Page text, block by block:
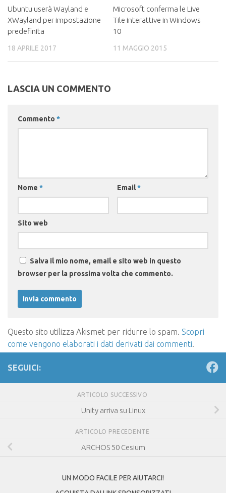
Ubuntu userà Wayland e
XWayland per impostazione
predefinita
18 APRILE 2017
Microsoft conferma le Live
Tile interattive in Windows
10
11 MAGGIO 2015
LASCIA UN COMMENTO
Commento *
Nome * Email*
Sito web
Salva il mio nome, email e sito web in questo
browser per la prossima volta che commento.
Questo sito utilizza Akismet per ridurre lo spam. Scopri
come vengono elaborati i dati derivati dai commenti.
SEGUICI:
ARTICOLO SUCCESSIVO
Unity arriva su Linux
ARTICOLO PRECEDENTE
ARCHOS 50 Cesium
UN MODO FACILE PER AIUTARCI!